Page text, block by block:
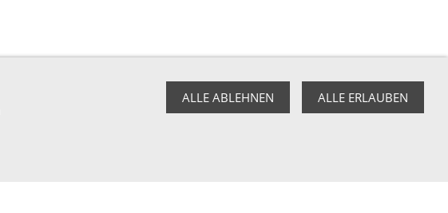
ALLE ERLAUBEN
ALLE ABLEHNEN